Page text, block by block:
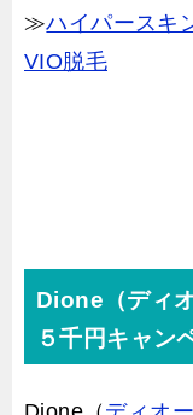
≫ハイパース
VIO脱毛
Dione（ディ
５千円キャン